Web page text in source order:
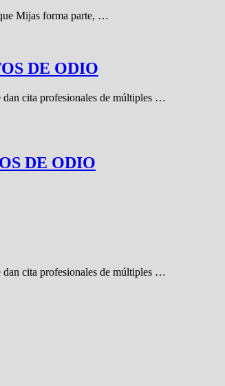
Mijas forma parte, …
DE ODIO
dan cita profesionales de múltiples …
DE ODIO
dan cita profesionales de múltiples …